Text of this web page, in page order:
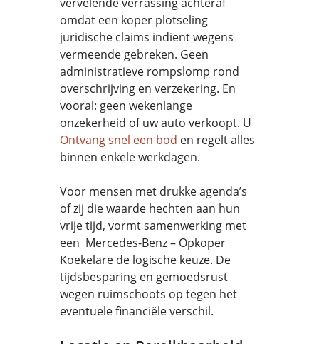
omdat een koper plotseling
juridische claims indient wegens
vermeende gebreken. Geen
administratieve rompslomp rond
overschrijving en verzekering. En
vooral: geen wekenlange
onzekerheid of uw auto verkoopt. U
Ontvang snel een bod en regelt alles
binnen enkele werkdagen.
Voor mensen met drukke agenda’s
of zij die waarde hechten aan hun
vrije tijd, vormt samenwerking met
een Mercedes-Benz – Opkoper
Koekelare de logische keuze. De
tijdsbesparing en gemoedsrust
wegen ruimschoots op tegen het
eventuele financiële verschil.